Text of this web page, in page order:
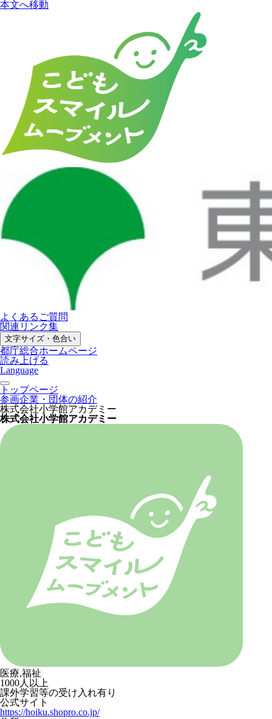
本文へ移動
よくあるご質問
関連リンク集
文字サイズ・色合い
都庁総合ホームページ
読み上げる
Language
トップページ
参画企業・団体の紹介
株式会社小学館アカデミー
株式会社小学館アカデミー
医療,福祉
1000人以上
課外学習等の受け入れ有り
公式サイト
https://hoiku.shopro.co.jp/